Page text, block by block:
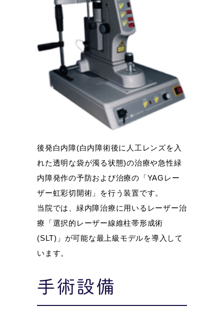
後発白内障(白内障術後に人工レンズを入
れた透明な袋が濁る状態)の治療や急性緑
内障発作の予防および治療の「YAGレー
ザー虹彩切開術」を行う装置です。
当院では、緑内障治療に用いるレーザー治
療「選択的レーザー線維柱帯形成術
(SLT)」が可能な最上級モデルを導入して
います。
手術設備